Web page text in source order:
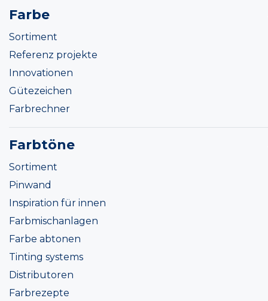
Farbe
Sortiment
Referenz projekte
Innovationen
Gütezeichen
Farbrechner
Farbtöne
Sortiment
Pinwand
Inspiration für innen
Farbmischanlagen
Farbe abtonen
Tinting systems
Distributoren
Farbrezepte